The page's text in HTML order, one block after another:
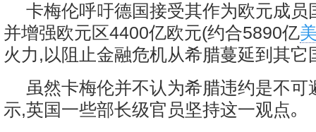
卡梅伦呼吁德国接受其作为欧元成员
并增强欧元区4400亿欧元(约合5890亿
火力,以阻止金融危机从希腊蔓延到其它
虽然卡梅伦并不认为希腊违约是不可
示,英国一些部长级官员坚持这一观点｡